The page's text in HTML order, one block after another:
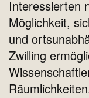
Interessierten
Möglichkeit,
und
Zwilling